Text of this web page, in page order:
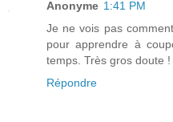
Anonyme 1:41 PM
Je ne vois pas
pour apprendre à
temps. Très gros doute !
Répondre